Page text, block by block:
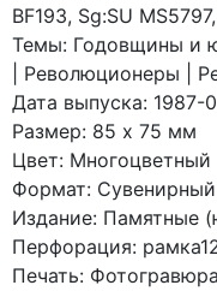
BF193, Sg:SU
Темы: Годовщины и
| Революционеры |
Дата выпуска: 1987-
Размер: 85 x 75 мм
Цвет: Многоцветный
Формат:
Издание: Памятные
Перфорация:
Печать: